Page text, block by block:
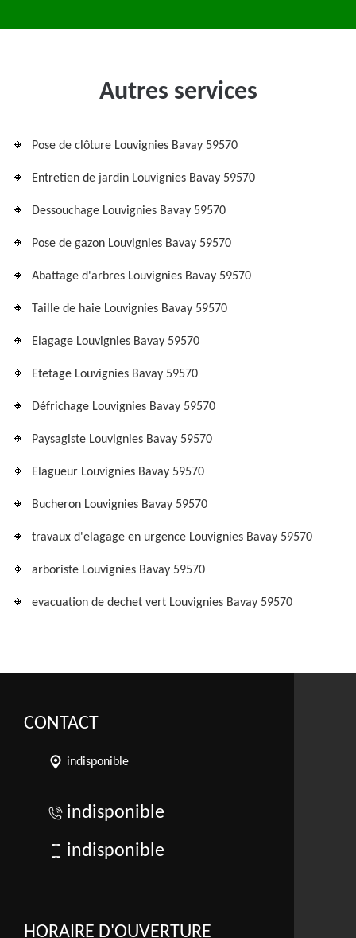
Autres services
Pose de clôture Louvignies Bavay 59570
Entretien de jardin Louvignies Bavay 59570
Dessouchage Louvignies Bavay 59570
Pose de gazon Louvignies Bavay 59570
Abattage d'arbres Louvignies Bavay 59570
Taille de haie Louvignies Bavay 59570
Elagage Louvignies Bavay 59570
Etetage Louvignies Bavay 59570
Défrichage Louvignies Bavay 59570
Paysagiste Louvignies Bavay 59570
Elagueur Louvignies Bavay 59570
Bucheron Louvignies Bavay 59570
travaux d'elagage en urgence Louvignies Bavay 59570
arboriste Louvignies Bavay 59570
evacuation de dechet vert Louvignies Bavay 59570
CONTACT
indisponible
indisponible
indisponible
HORAIRE D'OUVERTURE